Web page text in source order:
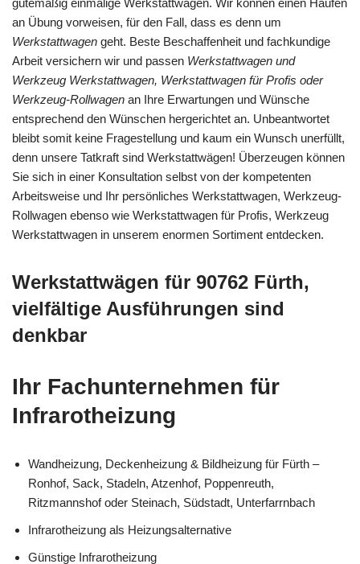
an Übung vorweisen, für den Fall, dass es denn um
Werkstattwagen geht. Beste Beschaffenheit und fachkundige
Arbeit versichern wir und passen Werkstattwagen und
Werkzeug Werkstattwagen, Werkstattwagen für Profis oder
Werkzeug-Rollwagen an Ihre Erwartungen und Wünsche
entsprechend den Wünschen hergerichtet an. Unbeantwortet
bleibt somit keine Fragestellung und kaum ein Wunsch unerfüllt,
denn unsere Tatkraft sind Werkstattwägen! Überzeugen können
Sie sich in einer Konsultation selbst von der kompetenten
Arbeitsweise und Ihr persönliches Werkstattwagen, Werkzeug-
Rollwagen ebenso wie Werkstattwagen für Profis, Werkzeug
Werkstattwagen in unserem enormen Sortiment entdecken.
Werkstattwägen für 90762 Fürth,
vielfältige Ausführungen sind
denkbar
Ihr Fachunternehmen für
Infrarotheizung
Wandheizung, Deckenheizung & Bildheizung für Fürth –
Ronhof, Sack, Stadeln, Atzenhof, Poppenreuth,
Ritzmannshof oder Steinach, Südstadt, Unterfarrnbach
Infrarotheizung als Heizungsalternative
Günstige Infrarotheizung